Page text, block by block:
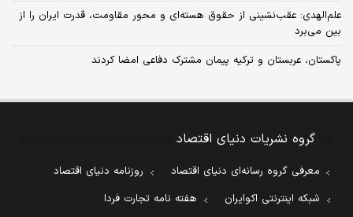
علم‌الهدی: عقب‌نشینی از حقوق هسته‌ای و محور مقاومت، قدرت ایران را از
بین می‌برد
پاکستان، عربستان و ترکیه پیمان مشترک دفاعی امضا کردند
گروه نشریات دنیای اقتصاد
معرفی گروه رسانه‌ای دنیای اقتصاد
روزنامه دنیای اقتصاد
شبکه اینترنتی اکوایران
هفته نامه تجارت فردا